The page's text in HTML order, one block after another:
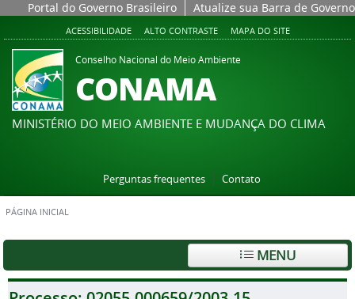
Portal do Governo Brasileiro Atualize sua Barra de Governo
ACESSIBILIDADE ALTO CONTRASTE MAPA DO SITE
Conselho Nacional do Meio Ambiente
CONAMA
MINISTÉRIO DO MEIO AMBIENTE E MUDANÇA DO CLIMA
Perguntas frequentes Contato
PÁGINA INICIAL
MENU